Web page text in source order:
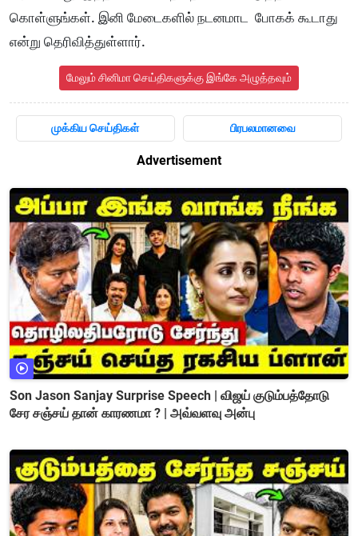
கொள்ளுங்கள். இனி மேடைகளில் நடனமாட போகக் கூடாது
என்று தெரிவித்துள்ளார்.
மேலும் சினிமா செய்திகளுக்கு இங்கே அழுத்தவும்
முக்கிய செய்திகள் பிரபலமானவை
Advertisement
Son Jason Sanjay Surprise Speech | விஜய் குடும்பத்தோடு
சேர சஞ்சய் தான் காரணமா ? | அவ்வளவு அன்பு